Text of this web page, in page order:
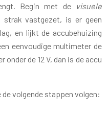
Begin met de visuele
strak vastgezet, is er geen
en lijkt de accubehuizing
eenvoudige multimeter de
de 12 V, dan is de accu
volgende stappen volgen: